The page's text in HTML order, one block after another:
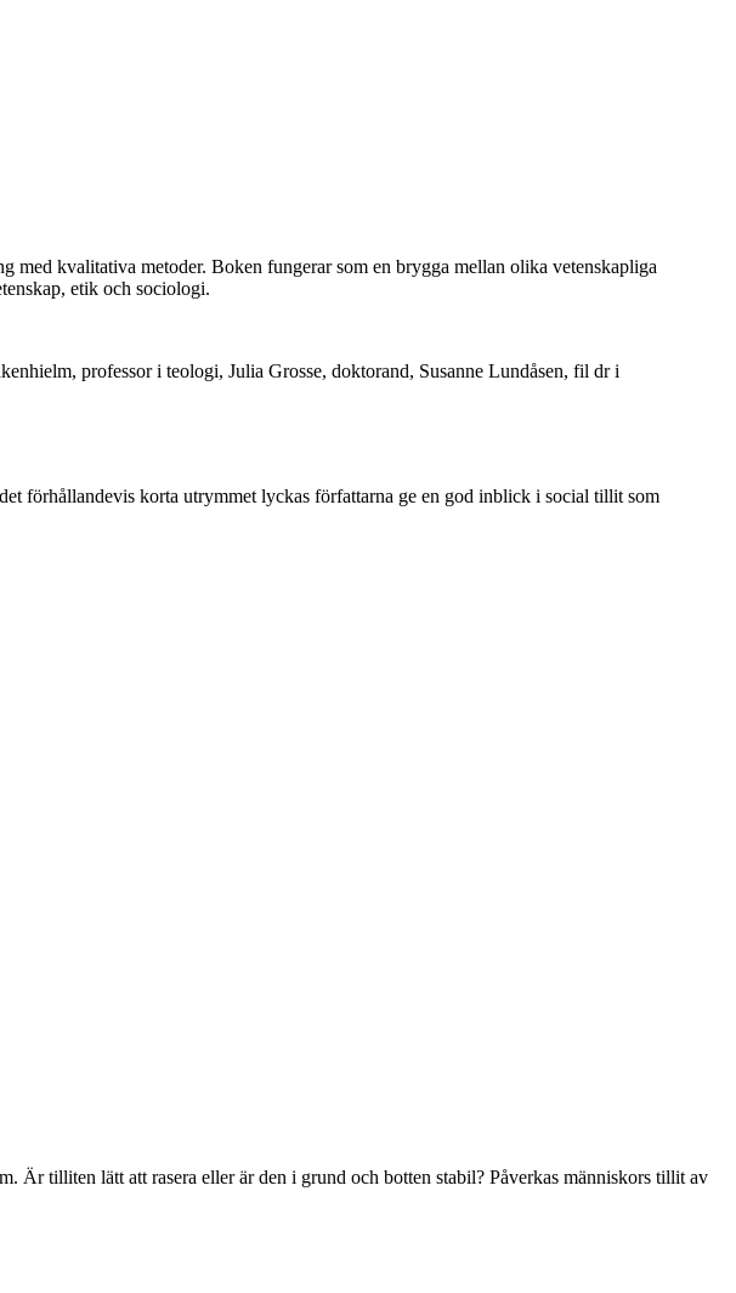
kvalitativa metoder. Boken fungerar som en brygga mellan olika vetenskapliga
etik och sociologi.
professor i teologi, Julia Grosse, doktorand, Susanne Lundåsen, fil dr i
förhållandevis korta utrymmet lyckas författarna ge en god inblick i social tillit som
Är tilliten lätt att rasera eller är den i grund och botten stabil? Påverkas människors tillit av